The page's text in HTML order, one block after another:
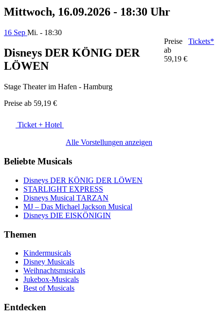
Mittwoch, 16.09.2026 - 18:30 Uhr
16 Sep Mi. - 18:30
Disneys DER KÖNIG DER
LÖWEN
Stage Theater im Hafen - Hamburg
Preise ab 59,19 €
Preise
ab
59,19 €
Tickets*
Ticket + Hotel
Alle Vorstellungen anzeigen
Beliebte Musicals
Disneys DER KÖNIG DER LÖWEN
STARLIGHT EXPRESS
Disneys Musical TARZAN
MJ – Das Michael Jackson Musical
Disneys DIE EISKÖNIGIN
Themen
Kindermusicals
Disney Musicals
Weihnachtsmusicals
Jukebox-Musicals
Best of Musicals
Entdecken